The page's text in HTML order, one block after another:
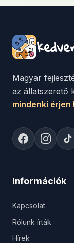
Magyar
az állatszerető
mindenki érjen
Információk
Kapcsolat
Rólunk írták
Hírek